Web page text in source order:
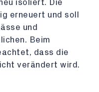
isoliert. Die
erneuert und soll
und
Beim
dass die
verändert wird.